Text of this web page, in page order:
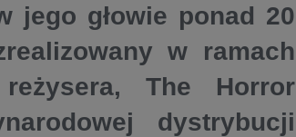
jego głowie ponad 20
w ramach
The Horror
dystrybucji